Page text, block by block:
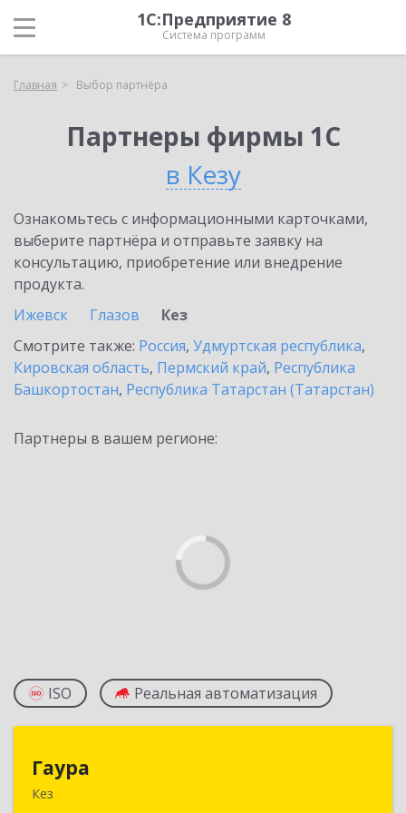
1С:Предприятие 8
Система программ
Главная Выбор партнёра
Партнеры фирмы 1С
в Кезу
Ознакомьтесь с информационными карточками,
выберите партнёра и отправьте заявку на
консультацию, приобретение или внедрение
продукта.
Ижевск
Глазов
Кез
Смотрите также: Россия, Удмуртская республика,
Кировская область, Пермский край, Республика
Башкортостан, Республика Татарстан (Татарстан)
Партнеры в вашем регионе:
ISO Реальная автоматизация
Гаура
Кез